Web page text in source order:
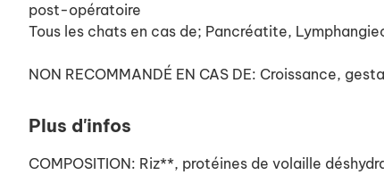
post-opératoire
Tous les chats en cas de; Pancréatite,
NON RECOMMANDÉ EN CAS DE: Croissance,
Plus d'infos
COMPOSITION: Riz**, protéines de volaille